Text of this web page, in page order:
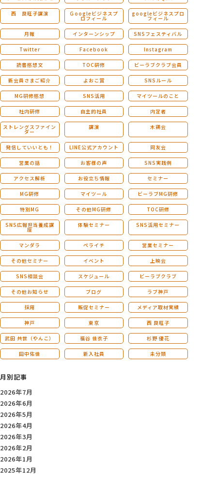
西 良旺子講演 Ｇoogleビジネスプ
ロフィール
googleビジネスプロ
フィール
月報 インターンシップ SNSフェスティバル
Twitter Facebook Instagram
読書感想文 TOC研修 ビーラブクラブ会員
新会員さまご紹介 よおこ賞 SNSルール
MG研修感想 SNS活用 マイツールのこと
社内研修 自主的社員 内定者
ストレングスファイン
ダー
講演 木鶏会
発信していいとも！ LINE公式アカウント 同友会
営業の話 お客様の声 SNS実践例
アクセス解析 お役立ち情報 セミナー
MG研修 マイツール ビーラブMG研修
特別MG その他MG研修 TOC研修
SNS広報担当養成講
座
体験セミナー SNS活用セミナー
マンダラ ペライチ 営業セミナー
その他セミナー イベント 上映会
SNS相談会 スケジュール ビーラブクラブ
その他お知らせ ブログ ラブ神戸
採用 販促セミナー メディア取材実績
神戸 東京 西 良旺子
武田 共世（やんこ） 福谷 佳衣子 杉野 優花
田中佑佳 新入社員 未分類
月別記事
2026年7月
2026年6月
2026年5月
2026年4月
2026年3月
2026年2月
2026年1月
2025年12月